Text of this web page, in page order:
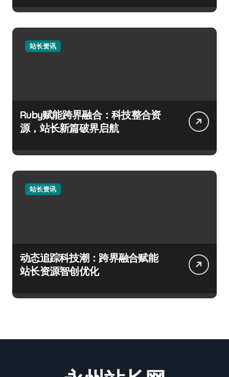
站长资讯
Ruby赋能跨界融合：科技整合资
源，站长新篇破界启航
站长资讯
动态追踪科技潮：跨界融合赋能
站长资源智创优化